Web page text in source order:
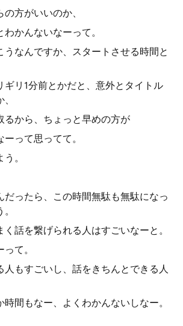
方がいいのか、
かんないなーって。
うなんですか、スタートさせる時間と
ギリ1分前とかだと、意外とタイトル
るから、ちょっと早めの方が
って思ってて。
。
だったら、この時間無駄も無駄になっ
話を繋げられる人はすごいなーと。
て。
人もすごいし、話をきちんとできる人
間もなー、よくわかんないしなー。